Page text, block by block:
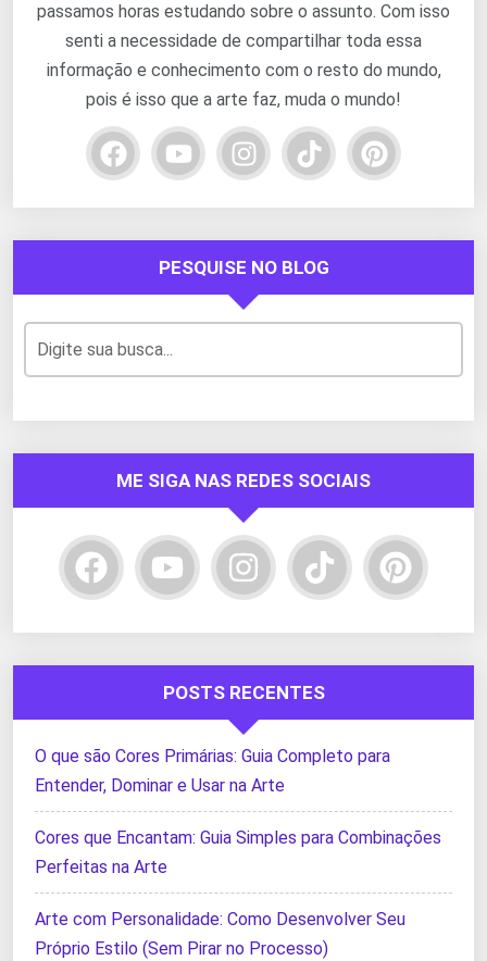
passamos horas estudando sobre o assunto. Com isso
senti a necessidade de compartilhar toda essa
informação e conhecimento com o resto do mundo,
pois é isso que a arte faz, muda o mundo!
PESQUISE NO BLOG
ME SIGA NAS REDES SOCIAIS
POSTS RECENTES
O que são Cores Primárias: Guia Completo para
Entender, Dominar e Usar na Arte
Cores que Encantam: Guia Simples para Combinações
Perfeitas na Arte
Arte com Personalidade: Como Desenvolver Seu
Próprio Estilo (Sem Pirar no Processo)